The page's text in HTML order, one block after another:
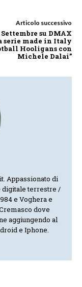
Articolo successivo
Settembre su DMAX
serie made in Italy
Hooligans con
Michele Dalai”
Appassionato di
digitale terrestre /
e Voghera e
dove
aggiungendo al
e Iphone.